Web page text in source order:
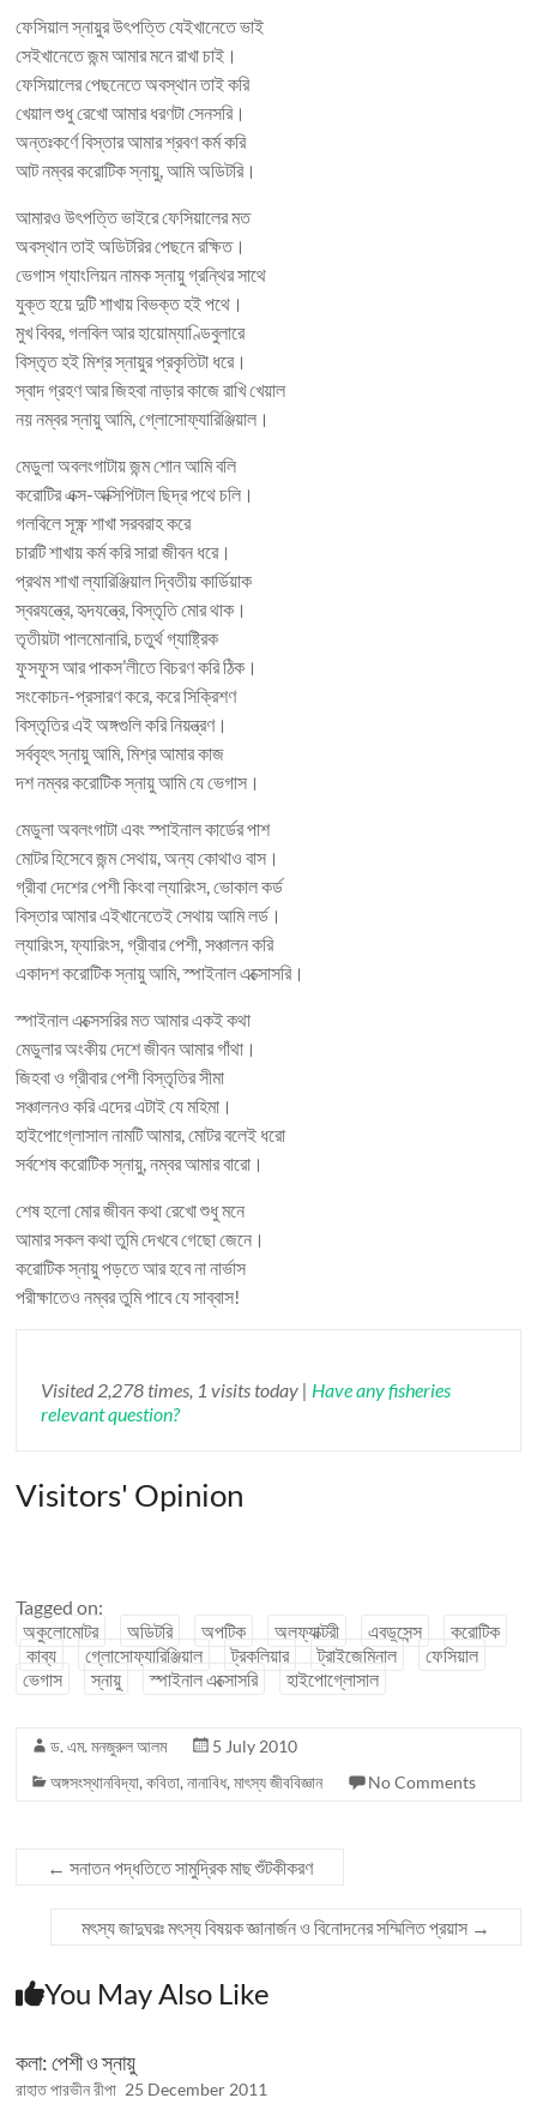
ফেসিয়াল স্নায়ুর উৎপত্তি যেইখানেতে ভাই
সেইখানেতে জন্ম আমার মনে রাখা চাই।
ফেসিয়ালের পেছনেতে অবস্থান তাই করি
খেয়াল শুধু রেখো আমার ধরণটা সেনসরি।
অন্তঃকর্ণে বিস্তার আমার শ্রবণ কর্ম করি
আট নম্বর করোটিক স্নায়ু, আমি অডিটরি।
আমারও উৎপত্তি ভাইরে ফেসিয়ালের মত
অবস্থান তাই অডিটরির পেছনে রক্ষিত।
ভেগাস গ্যাংলিয়ন নামক স্নায়ু গ্রন্থির সাথে
যুক্ত হয়ে দুটি শাখায় বিভক্ত হই পথে।
মুখ বিবর, গলবিল আর হায়োম্যাণ্ডিবুলারে
বিস্তৃত হই মিশ্র স্নায়ুর প্রকৃতিটা ধরে।
স্বাদ গ্রহণ আর জিহবা নাড়ার কাজে রাখি খেয়াল
নয় নম্বর স্নায়ু আমি, গ্লোসোফ্যারিঞ্জিয়াল।
মেডুলা অবলংগাটায় জন্ম শোন আমি বলি
করোটির এক্স-অক্সিপিটাল ছিদ্র পথে চলি।
গলবিলে সূক্ষ্ণ শাখা সরবরাহ করে
চারটি শাখায় কর্ম করি সারা জীবন ধরে।
প্রথম শাখা ল্যারিঞ্জিয়াল দ্বিতীয় কার্ডিয়াক
স্বরযন্ত্রে, হৃদযন্ত্রে, বিস্তৃতি মোর থাক।
তৃতীয়টা পালমোনারি, চতুর্থ গ্যাষ্ট্রিক
ফুসফুস আর পাকস’লীতে বিচরণ করি ঠিক।
সংকোচন-প্রসারণ করে, করে সিক্রিশণ
বিস্তৃতির এই অঙ্গগুলি করি নিয়ন্ত্রণ।
সর্ববৃহৎ স্নায়ু আমি, মিশ্র আমার কাজ
দশ নম্বর করোটিক স্নায়ু আমি যে ভেগাস।
মেডুলা অবলংগাটা এবং স্পাইনাল কার্ডের পাশ
মোটর হিসেবে জন্ম সেথায়, অন্য কোথাও বাস।
গ্রীবা দেশের পেশী কিংবা ল্যারিংস, ভোকাল কর্ড
বিস্তার আমার এইখানেতেই সেথায় আমি লর্ড।
ল্যারিংস, ফ্যারিংস, গ্রীবার পেশী, সঞ্চালন করি
একাদশ করোটিক স্নায়ু আমি, স্পাইনাল এক্সোসরি।
স্পাইনাল এক্সেসরির মত আমার একই কথা
মেডুলার অংকীয় দেশে জীবন আমার গাঁথা।
জিহবা ও গ্রীবার পেশী বিস্তৃতির সীমা
সঞ্চালনও করি এদের এটাই যে মহিমা।
হাইপোগ্লোসাল নামটি আমার, মোটর বলেই ধরো
সর্বশেষ করোটিক স্নায়ু, নম্বর আমার বারো।
শেষ হলো মোর জীবন কথা রেখো শুধু মনে
আমার সকল কথা তুমি দেখবে গেছো জেনে।
করোটিক স্নায়ু পড়তে আর হবে না নার্ভাস
পরীক্ষাতেও নম্বর তুমি পাবে যে সাব্বাস!
Visited 2,278 times, 1 visits today | Have any fisheries
relevant question?
Visitors' Opinion
Tagged on:
অকুলোমোটর
অডিটরি অপটিক অলফ্যাক্টরী এবডুসেন্স
করোটিক
কাব্য
গ্লোসোফ্যারিঞ্জিয়াল ট্রকলিয়ার ট্রাইজেমিনাল
ফেসিয়াল
ভেগাস
স্নায়ু স্পাইনাল এক্সোসরি হাইপোগ্লোসাল
ড. এম. মনজুরুল আলম
5 July 2010
অঙ্গসংস্থানবিদ্যা,কবিতা,নানাবিধ,মাৎস্য জীববিজ্ঞান No Comments
← সনাতন পদ্ধতিতে সামুদ্রিক মাছ শুঁটকীকরণ
মৎস্য জাদুঘরঃ মৎস্য বিষয়ক জ্ঞানার্জন ও বিনোদনের সম্মিলিত প্রয়াস →
You May Also Like
কলা: পেশী ও স্নায়ু
রাহাত পারভীন রীপা 25 December 2011